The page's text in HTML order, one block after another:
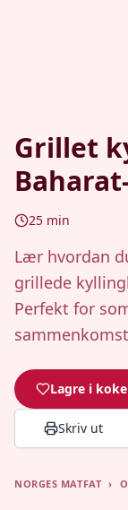
Grillet
25 min
Lær hvordan
grillede
Perfekt for
Lagre i
Skriv ut
NORGES MATFAT ›